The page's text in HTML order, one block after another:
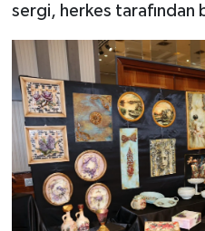
sergi, herkes tarafından